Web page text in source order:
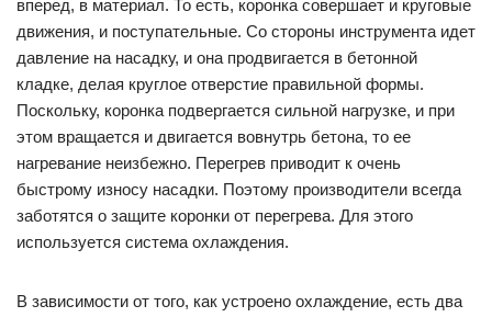
вперед, в материал. То есть, коронка совершает и круговые
движения, и поступательные. Со стороны инструмента идет
давление на насадку, и она продвигается в бетонной
кладке, делая круглое отверстие правильной формы.
Поскольку, коронка подвергается сильной нагрузке, и при
этом вращается и двигается вовнутрь бетона, то ее
нагревание неизбежно. Перегрев приводит к очень
быстрому износу насадки. Поэтому производители всегда
заботятся о защите коронки от перегрева. Для этого
используется система охлаждения.
В зависимости от того, как устроено охлаждение, есть два